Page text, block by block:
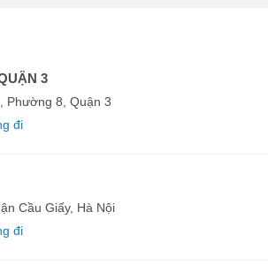
3
Phường 8, Quận 3
đi
Cầu Giấy, Hà Nội
đi